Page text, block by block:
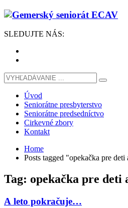
SLEDUJTE NÁS:
Úvod
Seniorátne presbyterstvo
Seniorátne predsedníctvo
Cirkevné zbory
Kontakt
Home
Posts tagged "opekačka pre deti
Tag: opekačka pre deti
A leto pokračuje…